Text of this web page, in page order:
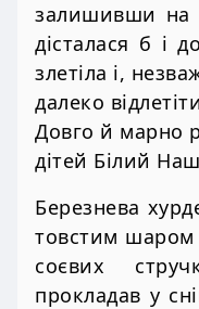
залишивши на
дісталася б і
злетіла і,
далеко
Довго й марно
дітей Білий
Березнева
товстим шаром
соєвих
прокладав у